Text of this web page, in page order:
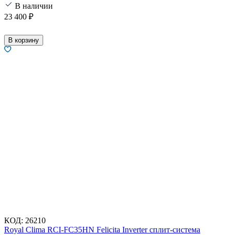
В наличии
23 400 ₽
В корзину
КОД: 26210
Royal Clima RCI-FC35HN Felicita Inverter сплит-система